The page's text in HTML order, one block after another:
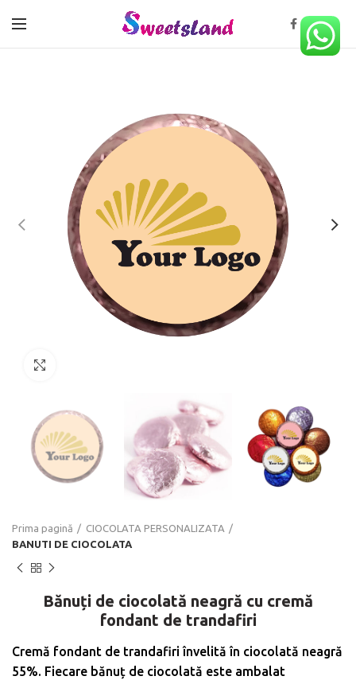
Prima pagină
CIOCOLATA PERSONALIZATA
BANUTI DE CIOCOLATA
Bănuți de ciocolată neagră cu cremă
fondant de trandafiri
Cremă fondant de trandafiri învelită în ciocolată neagră
55%. Fiecare bănuț de ciocolată este ambalat